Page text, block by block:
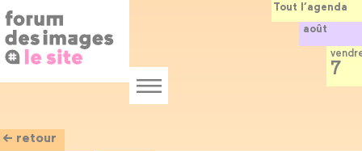
au
contenu
principal
Menu
← retour
Tout l’agenda
août
7